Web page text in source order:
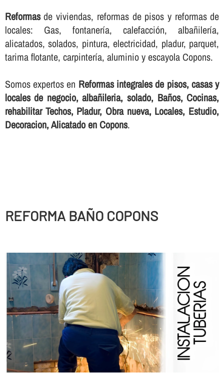
Reformasde viviendas, reformas de pisos y reformas de
locales: Gas, fontanerí­a, calefacción, albañilerí­a,
alicatados, solados, pintura, electricidad, pladur, parquet,
tarima flotante, carpinterí­a, aluminio y escayola Copons.
Somos expertos en Reformas integrales de pisos, casas y
locales de negocio, albañileria, solado, Baños, Cocinas,
rehabilitar Techos, Pladur, Obra nueva, Locales, Estudio,
Decoracion, Alicatado en Copons.
REFORMA BAÑO COPONS